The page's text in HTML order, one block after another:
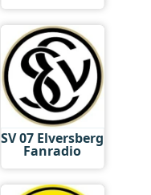
SV 07 Elversberg
Fanradio